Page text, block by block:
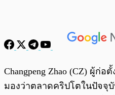
Changpeng Zhao (CZ) ผู้ก่อตั้
มองว่าตลาดคริปโตในปัจจุ